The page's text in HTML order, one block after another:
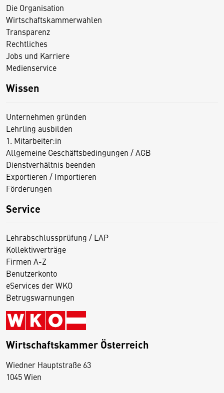
Die Organisation
Wirtschaftskammerwahlen
Transparenz
Rechtliches
Jobs und Karriere
Medienservice
Wissen
Unternehmen gründen
Lehrling ausbilden
1. Mitarbeiter:in
Allgemeine Geschäftsbedingungen / AGB
Dienstverhältnis beenden
Exportieren / Importieren
Förderungen
Service
Lehrabschlussprüfung / LAP
Kollektivverträge
Firmen A-Z
Benutzerkonto
eServices der WKO
Betrugswarnungen
Wirtschaftskammer Österreich
Wiedner Hauptstraße 63
1045 Wien
D